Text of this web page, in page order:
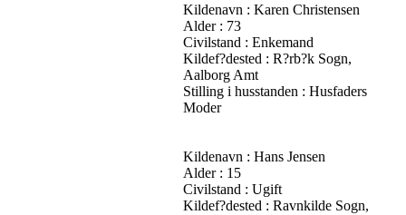
Kildenavn : Karen Christensen
Alder : 73
Civilstand : Enkemand
Kildef?dested : R?rb?k Sogn,
Aalborg Amt
Stilling i husstanden : Husfaders
Moder
Kildenavn : Hans Jensen
Alder : 15
Civilstand : Ugift
Kildef?dested : Ravnkilde Sogn,